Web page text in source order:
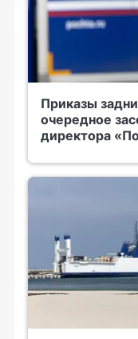
Приказы
очередное
директора